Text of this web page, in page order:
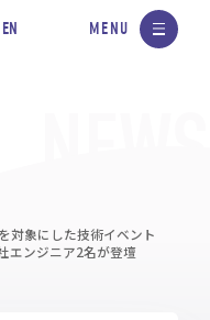
EN
対象にした技術イベント
エンジニア2名が登壇